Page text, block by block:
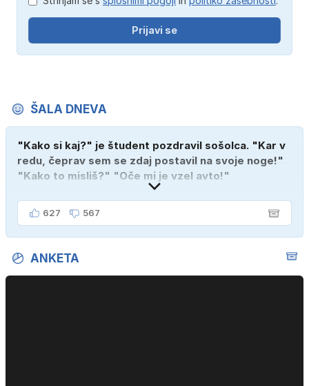
Prijavi se
ŠALA DNEVA
"Kako si kaj?" je študent pozdravil sošolca. "Kar v
redu, čeprav sem se zdaj postavil na svoje noge!"
"Kako to misliš?" "Oče mi je vzel avto!"
627 567
ANKETA